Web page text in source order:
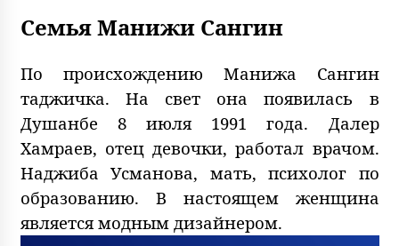
Семья Манижи Сангин
По происхождению Манижа Сангин
таджичка. На свет она появилась в
Душанбе 8 июля 1991 года. Далер
Хамраев, отец девочки, работал врачом.
Наджиба Усманова, мать, психолог по
образованию. В настоящем женщина
является модным дизайнером.